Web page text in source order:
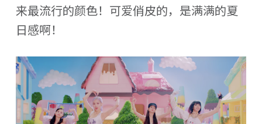
来最流行的颜色！可爱俏皮的，是满满的夏
日感啊！